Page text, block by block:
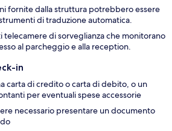
fornite dalla struttura potrebbero essere
di traduzione automatica.
telecamere di sorveglianza che monitorano
al parcheggio e alla reception.
in
carta di credito o carta di debito, o un
per eventuali spese accessorie
necessario presentare un documento